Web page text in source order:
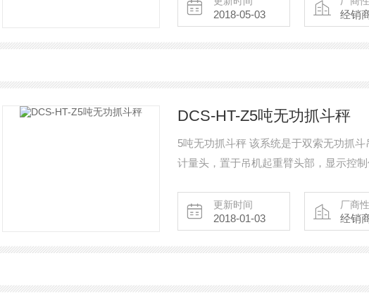
升较低，起重吨位有特别大的场合，如
2018-05-03 经销
DCS-HT-Z5吨无功抓斗秤
5吨无功抓斗秤 该系统是于双索无功抓斗吊机，装卸散料过程中的计量监控系统，特制
计量头，置于吊机起重臂头部，显示控
无规律的变幅操作带来的计量不准确，
更新时间
2018-01-03
厂商
经销